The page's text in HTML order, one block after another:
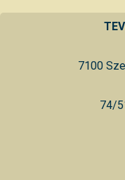
7100
74/